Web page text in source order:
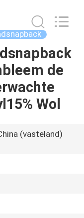
de
Wol
(vasteland)